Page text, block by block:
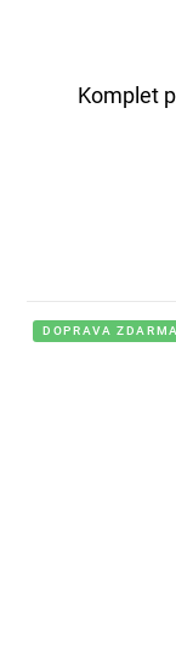
Komplet
DOPRAVA ZDARMA